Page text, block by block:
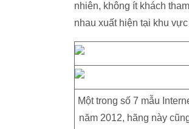
nhiên, không ít khách
nhau xuất hiện tại khu
Một trong số 7 mẫu
năm 2012, hãng này